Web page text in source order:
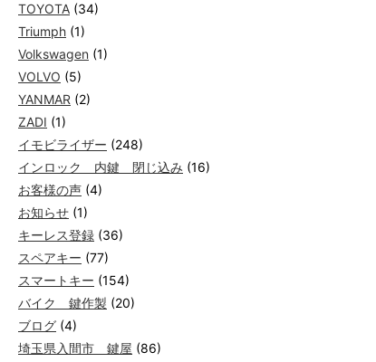
TOYOTA (34)
Triumph (1)
Volkswagen (1)
VOLVO (5)
YANMAR (2)
ZADI (1)
イモビライザー (248)
インロック 内鍵 閉じ込み (16)
お客様の声 (4)
お知らせ (1)
キーレス登録 (36)
スペアキー (77)
スマートキー (154)
バイク 鍵作製 (20)
ブログ (4)
埼玉県入間市 鍵屋 (86)